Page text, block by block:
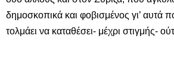
δημοσκοπικά και φοβισμένος γι’ αυτά
τολμάει να καταθέσει- μέχρι στιγμής-